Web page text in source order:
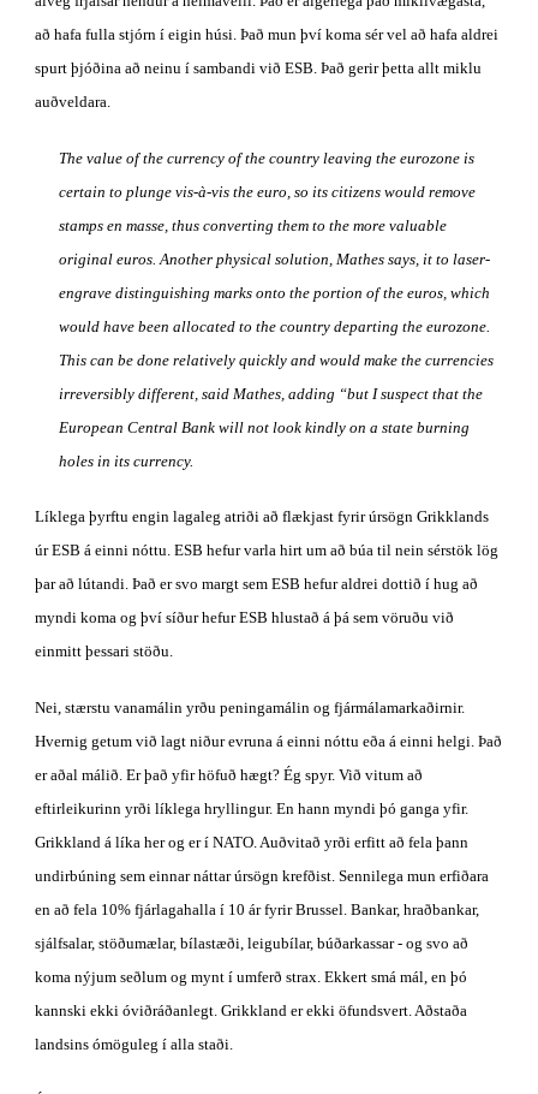
að hafa fulla stjórn í eigin húsi. Það mun því koma sér vel að hafa aldrei
spurt þjóðina að neinu í sambandi við ESB. Það gerir þetta allt miklu
auðveldara.
The value of the currency of the country leaving the eurozone is
certain to plunge vis-à-vis the euro, so its citizens would remove
stamps en masse, thus converting them to the more valuable
original euros. Another physical solution, Mathes says, it to laser-
engrave distinguishing marks onto the portion of the euros, which
would have been allocated to the country departing the eurozone.
This can be done relatively quickly and would make the currencies
irreversibly different, said Mathes, adding “but I suspect that the
European Central Bank will not look kindly on a state burning
holes in its currency.
Líklega þyrftu engin lagaleg atriði að flækjast fyrir úrsögn Grikklands
úr ESB á einni nóttu. ESB hefur varla hirt um að búa til nein sérstök lög
þar að lútandi. Það er svo margt sem ESB hefur aldrei dottið í hug að
myndi koma og því síður hefur ESB hlustað á þá sem vöruðu við
einmitt þessari stöðu.
Nei, stærstu vanamálin yrðu peningamálin og fjármálamarkaðirnir.
Hvernig getum við lagt niður evruna á einni nóttu eða á einni helgi. Það
er aðal málið. Er það yfir höfuð hægt? Ég spyr. Við vitum að
eftirleikurinn yrði líklega hryllingur. En hann myndi þó ganga yfir.
Grikkland á líka her og er í NATO. Auðvitað yrði erfitt að fela þann
undirbúning sem einnar náttar úrsögn krefðist. Sennilega mun erfiðara
en að fela 10% fjárlagahalla í 10 ár fyrir Brussel. Bankar, hraðbankar,
sjálfsalar, stöðumælar, bílastæði, leigubílar, búðarkassar - og svo að
koma nýjum seðlum og mynt í umferð strax. Ekkert smá mál, en þó
kannski ekki óviðráðanlegt. Grikkland er ekki öfundsvert. Aðstaða
landsins ómöguleg í alla staði.